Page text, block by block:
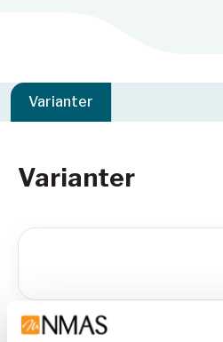
Varianter
Varianter